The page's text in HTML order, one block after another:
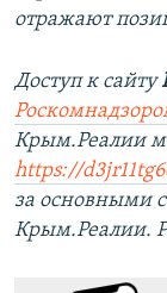
отражают
Доступ к сайту
Крым.Реалии
https://
за основными
Крым.Реалии.